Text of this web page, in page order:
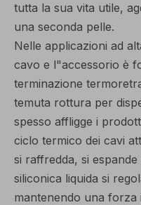
tutta la sua vita utile,
una seconda pelle.
Nelle applicazioni ad
cavo e l"accessorio è
terminazione
temuta rottura per
spesso affligge i
ciclo termico dei cavi
si raffredda, si
siliconica liquida si
mantenendo una forza